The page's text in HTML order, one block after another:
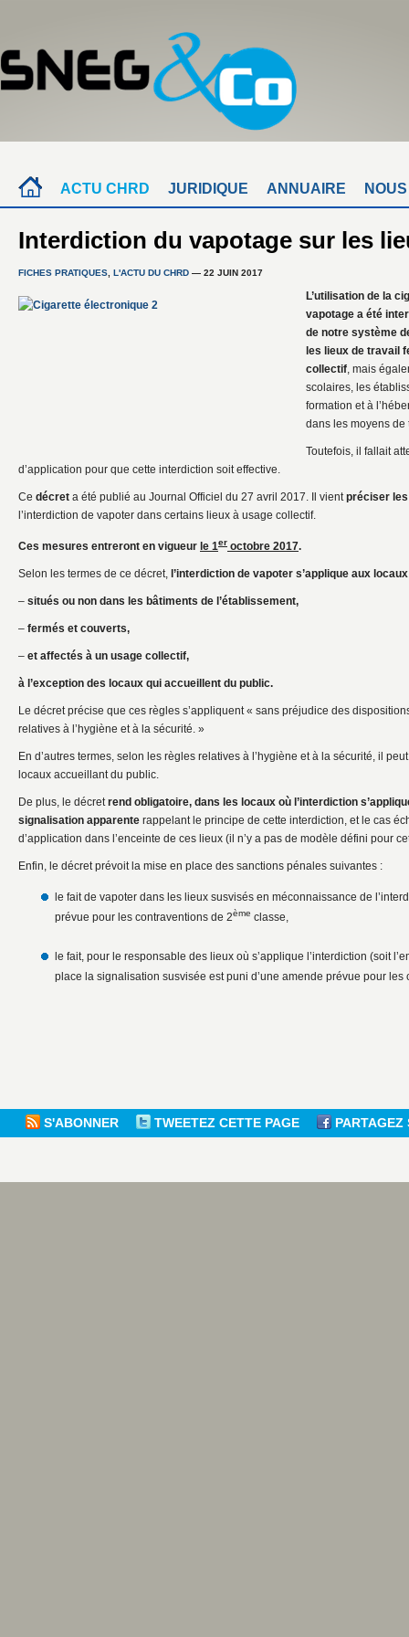
ACTU CHRD JURIDIQUE ANNUAIRE
Interdiction du vapotage sur les
FICHES PRATIQUES L'ACTU DU CHRD — 22 JUIN 2017
L’utilisation de la
vapotage a été
de notre système
les lieux de travail
collectif, mais
scolaires, les
formation et à
dans les moyens de
Toutefois, il fallait
d’application pour que cette interdiction soit effective.
Ce décret a été publié au Journal Officiel du 27 avril 2017. Il vientpréciser les
l’interdiction de vapoter dans certains lieux à usage collectif.
Ces mesures entreront en vigueur le 1er octobre 2017.
Selon les termes de ce décret, l’interdiction de vapoter s’applique aux
– situés ou non dans les bâtiments de l’établissement,
– fermés et couverts,
– et affectés à un usage collectif,
à l’exception des locaux qui accueillent du public.
Le décret précise que ces règles s’appliquent « sans préjudice des
relatives à l’hygiène et à la sécurité. »
En d’autres termes, selon les règles relatives à l’hygiène et à la sécurité, il
locaux accueillant du public.
De plus, le décretrend obligatoire, dans les locaux où l’interdiction
signalisation apparente rappelant le principe de cette interdiction, et le cas
d’application dans l’enceinte de ces lieux (il n’y a pas de modèle défini pour
Enfin, le décret prévoit la mise en place des sanctions pénales suivantes :
le fait de vapoter dans les lieux susvisés en méconnaissance de
prévue pour les contraventions de 2ème classe,
le fait, pour le responsable des lieux où s’applique l’interdiction (soit
place la signalisation susvisée est puni d’une amende prévue pour les
S'ABONNER TWEETEZ CETTE PAGE PARTAGEZ